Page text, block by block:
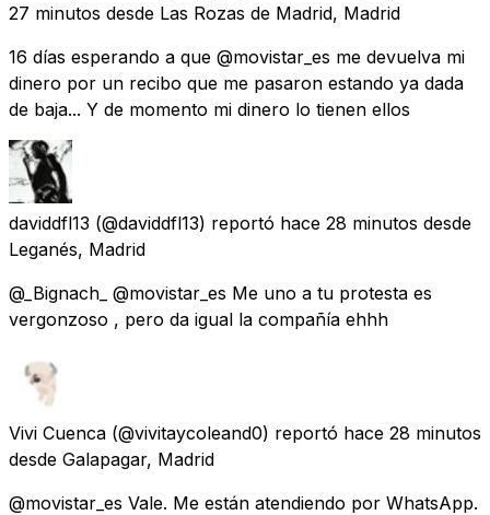
27 minutos desde Las Rozas de Madrid, Madrid
16 días esperando a que @movistar_es me devuelva mi
dinero por un recibo que me pasaron estando ya dada
de baja... Y de momento mi dinero lo tienen ellos
daviddfl13 (@daviddfl13) reportó hace 28 minutos desde
Leganés, Madrid
@_Bignach_ @movistar_es Me uno a tu protesta es
vergonzoso , pero da igual la compañía ehhh
Vivi Cuenca (@vivitaycoleand0) reportó hace 28 minutos
desde Galapagar, Madrid
@movistar_es Vale. Me están atendiendo por WhatsApp.